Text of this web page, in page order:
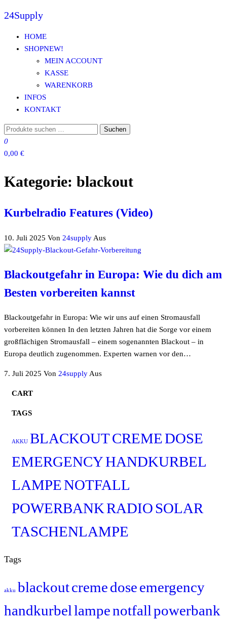
Zum
springen
24Supply
HOME
SHOPNEW!
MEIN ACCOUNT
KASSE
WARENKORB
INFOS
KONTAKT
Suche
nach:
Suchen
0
0,00 €
Kategorie: blackout
Kurbelradio Features (Video)
10. Juli 2025 Von 24supply Aus
Blackoutgefahr in Europa: Wie du dich am
Besten vorbereiten kannst
Blackoutgefahr in Europa: Wie wir uns auf einen Stromausfall
vorbereiten können In den letzten Jahren hat die Sorge vor einem
großflächigen Stromausfall – einem sogenannten Blackout – in
Europa deutlich zugenommen. Experten warnen vor den…
7. Juli 2025 Von 24supplyAus
CART
TAGS
AKKU BLACKOUTCREMEDOSE
EMERGENCYHANDKURBEL
LAMPENOTFALL
POWERBANKRADIO SOLAR
TASCHENLAMPE
Tags
akku blackoutcremedoseemergency
handkurbellampenotfallpowerbank